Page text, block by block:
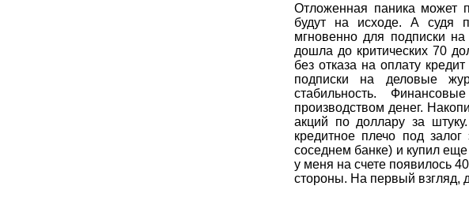
Отложенная паника может
будут на исходе. А судя
мгновенно для подписки
дошла до критических 70
без отказа на оплату
подписки на деловые
стабильность.
производством денег.
акций по доллару за
кредитное плечо под
соседнем банке) и купил еще
у меня на счете появилось
стороны. На первый взгляд,